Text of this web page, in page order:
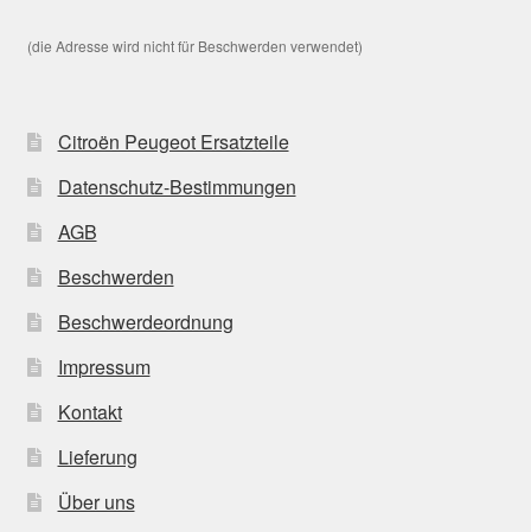
(die Adresse wird nicht für Beschwerden verwendet)
Citroën Peugeot Ersatzteile
Datenschutz-Bestimmungen
AGB
Beschwerden
Beschwerdeordnung
Impressum
Kontakt
Lieferung
Über uns